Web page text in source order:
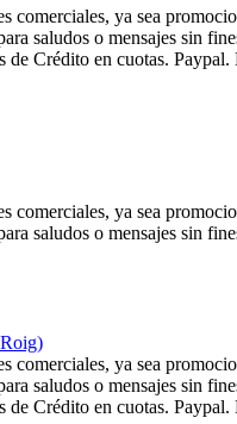
comerciales, ya sea
saludos o mensajes sin
Crédito en cuotas.
comerciales, ya sea
saludos o mensajes sin
comerciales, ya sea
saludos o mensajes sin
Crédito en cuotas.